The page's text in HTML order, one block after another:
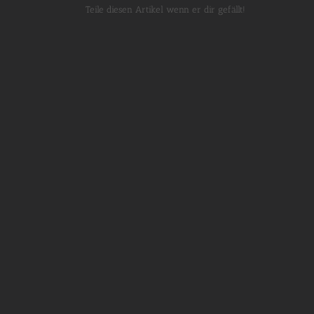
Teile diesen Artikel wenn er dir gefällt!